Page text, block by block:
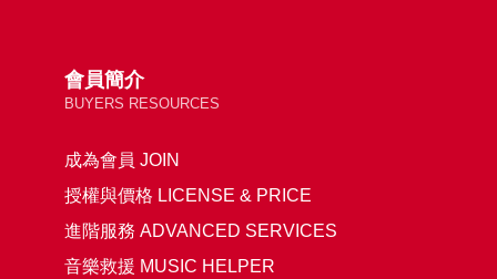
會員簡介
BUYERS RESOURCES
成為會員 JOIN
授權與價格 LICENSE & PRICE
進階服務 ADVANCED SERVICES
音樂救援 MUSIC HELPER